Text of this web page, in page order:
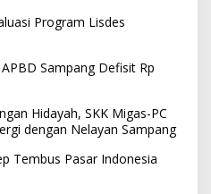
Program Lisdes
Sampang Defisit Rp
Hidayah, SKK Migas-PC
dengan Nelayan Sampang
Tembus Pasar Indonesia